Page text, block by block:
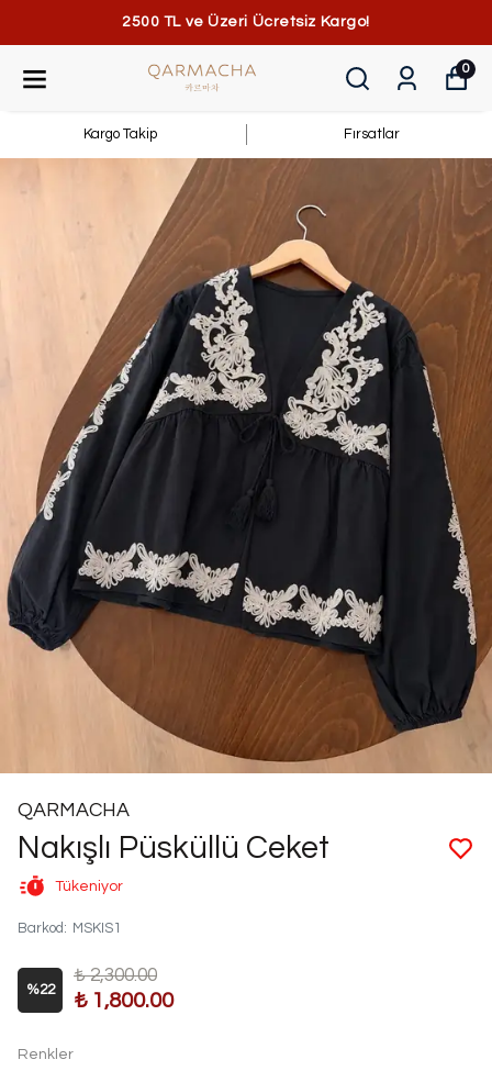
2500 TL ve Üzeri Ücretsiz Kargo!
0
Kargo Takip Fırsatlar
QARMACHA
Nakışlı Püsküllü Ceket
Tükeniyor
Barkod : MSKIS1
%22
₺ 2,300.00
₺ 1,800.00
Renkler